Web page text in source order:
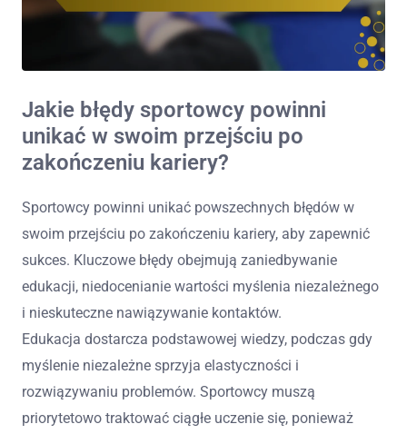
Jakie błędy sportowcy powinni
unikać w swoim przejściu po
zakończeniu kariery?
Sportowcy powinni unikać powszechnych błędów w
swoim przejściu po zakończeniu kariery, aby zapewnić
sukces. Kluczowe błędy obejmują zaniedbywanie
edukacji, niedocenianie wartości myślenia niezależnego
i nieskuteczne nawiązywanie kontaktów.
Edukacja dostarcza podstawowej wiedzy, podczas gdy
myślenie niezależne sprzyja elastyczności i
rozwiązywaniu problemów. Sportowcy muszą
priorytetowo traktować ciągłe uczenie się, ponieważ